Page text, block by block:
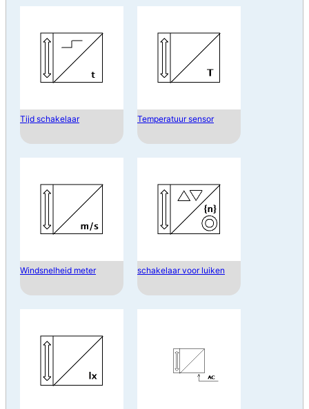
Tijd schakelaar Temperatuur sensor
Windsnelheid meter schakelaar voor luiken